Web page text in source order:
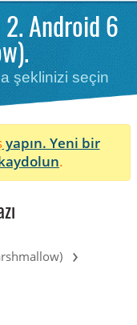
2. Android 6
şeklinizi seçin
yapın. Yeni bir
.
›